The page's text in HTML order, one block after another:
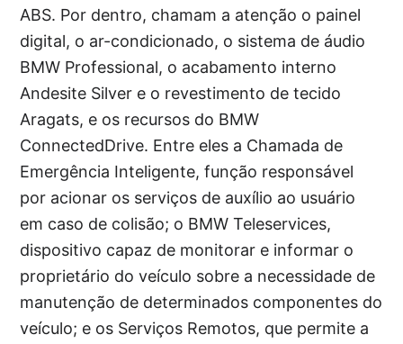
ABS. Por dentro, chamam a atenção o painel
digital, o ar-condicionado, o sistema de áudio
BMW Professional, o acabamento interno
Andesite Silver e o revestimento de tecido
Aragats, e os recursos do BMW
ConnectedDrive. Entre eles a Chamada de
Emergência Inteligente, função responsável
por acionar os serviços de auxílio ao usuário
em caso de colisão; o BMW Teleservices,
dispositivo capaz de monitorar e informar o
proprietário do veículo sobre a necessidade de
manutenção de determinados componentes do
veículo; e os Serviços Remotos, que permite a